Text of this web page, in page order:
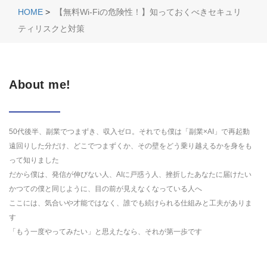
HOME >
【無料Wi-Fiの危険性！】知っておくべきセキュリ
ティリスクと対策
About me!
50代後半、副業でつまずき、収入ゼロ。それでも僕は「副業×AI」で再起動
遠回りした分だけ、どこでつまずくか、その壁をどう乗り越えるかを身をも
って知りました
だから僕は、発信が伸びない人、AIに戸惑う人、挫折したあなたに届けたい
かつての僕と同じように、目の前が見えなくなっている人へ
ここには、気合いや才能ではなく、誰でも続けられる仕組みと工夫がありま
す
「もう一度やってみたい」と思えたなら、それが第一歩です